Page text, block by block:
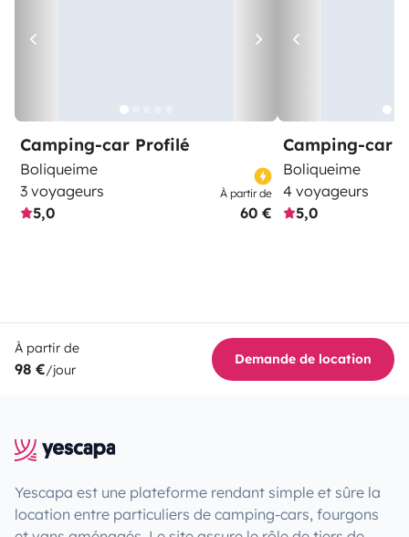
Camping-car Profilé
Boliqueime
3 voyageurs
5,0
À partir de
60 €
Camping-car
Boliqueime
4 voyageurs
5,0
À partir de
98 €/jour
Demande de location
Yescapa est une plateforme rendant simple et sûre la
location entre particuliers de camping-cars, fourgons